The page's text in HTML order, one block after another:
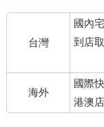
露自己的心意了，
找到，恰巧那一天
而他回了她：「我
「我很難過，我以為
從前那樣那麼頻繁
去，我們見了一面
婚？他說，可是他
台灣
國內
到店
海外
國際
港澳